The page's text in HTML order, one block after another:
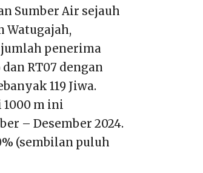
Sumber Air sejauh
Watugajah,
jumlah penerima
RT07 dengan
119 Jiwa.
m ini
– Desember 2024.
(sembilan puluh